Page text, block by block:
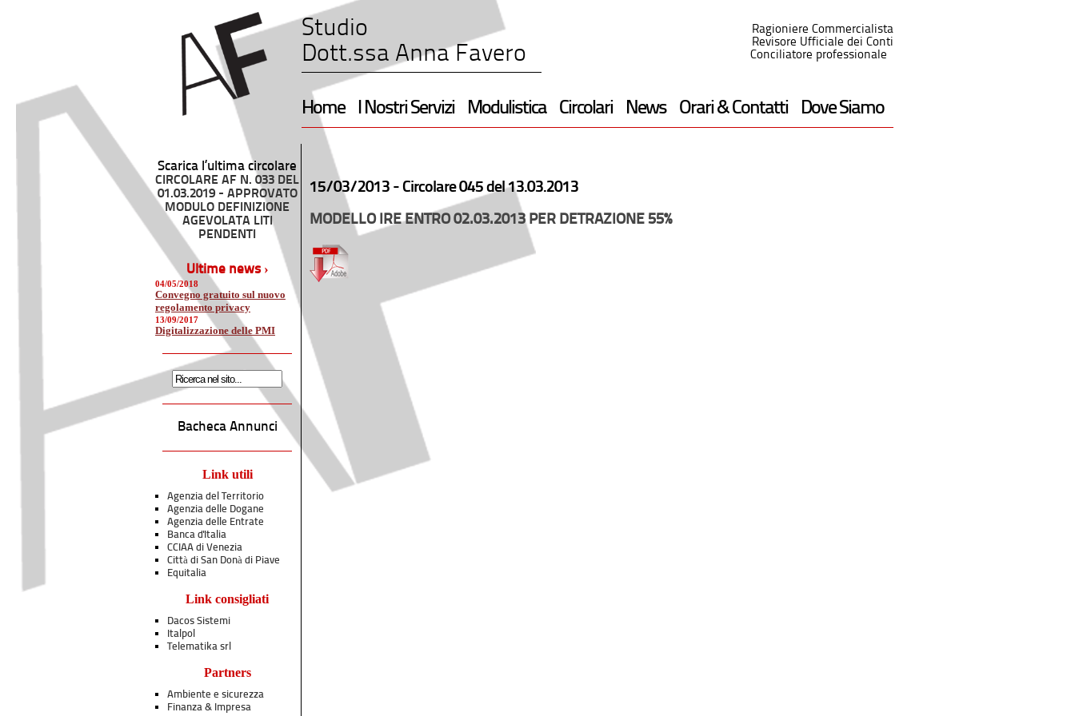
Studio
Dott.ssa Anna Favero
Ragioniere Commercialista
Revisore Ufficiale dei Conti
Conciliatore professionale
Home I Nostri Servizi Modulistica Circolari News Orari & Contatti Dove Siamo
Scarica l’ultima circolare
CIRCOLARE AF N. 033 DEL
01.03.2019 - APPROVATO
MODULO DEFINIZIONE
AGEVOLATA LITI
PENDENTI
Ultime news ›
04/05/2018
Convegno gratuito sul nuovo
regolamento privacy
13/09/2017
Digitalizzazione delle PMI
Bacheca Annunci
Link utili
Agenzia del Territorio
Agenzia delle Dogane
Agenzia delle Entrate
Banca d'Italia
CCIAA di Venezia
Città di San Donà di Piave
Equitalia
Link consigliati
Dacos Sistemi
Italpol
Telematika srl
Partners
Ambiente e sicurezza
Finanza & Impresa
15/03/2013 - Circolare 045 del 13.03.2013
MODELLO IRE ENTRO 02.03.2013 PER DETRAZIONE 55%